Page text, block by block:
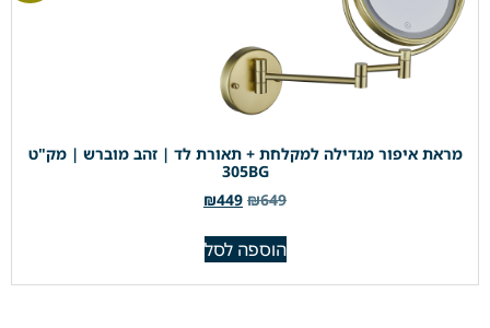
מראת איפור מגדילה למקלחת + תאורת לד | זהב מוברש | מק"ט
305BG
₪649
₪449
הוספה לסל